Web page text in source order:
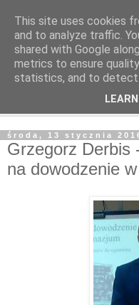
środa, 13 stycznia
Grzegorz Derbis
na dowodzenie
This site uses cookies
and to analyze traffic.
shared with Google
metrics to ensure
statistics, and to detect